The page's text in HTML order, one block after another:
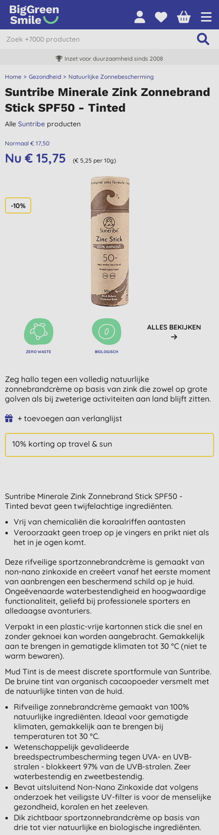
Inzet voor duurzaamheid sinds 2008
Home Gezondheid Natuurlijke Zonnebescherming
Suntribe Minerale Zink Zonnebrand
Stick SPF50 - Tinted
Alle Suntribe producten
Normaal € 17,50
Nu € 15,75 (€ 5,25 per 10g)
-10%
ZERO WASTE BIOLOGISCH
ALLES BEKIJKEN
Zeg hallo tegen een volledig natuurlijke
zonnebrandcrème op basis van zink die zowel op grote
golven als bij zweterige activiteiten aan land blijft zitten.
+ toevoegen aan verlanglijst
10% korting op travel & sun
Suntribe Minerale Zink Zonnebrand Stick SPF50 -
Tinted bevat geen twijfelachtige ingrediënten.
Vrij van chemicaliën die koraalriffen aantasten
Veroorzaakt geen troep op je vingers en prikt niet als
het in je ogen komt.
Deze rifveilige sportzonnebrandcrème is gemaakt van
non-nano zinkoxide en creëert vanaf het eerste moment
van aanbrengen een beschermend schild op je huid.
Ongeëvenaarde waterbestendigheid en hoogwaardige
functionaliteit, geliefd bij professionele sporters en
alledaagse avonturiers.
Verpakt in een plastic-vrije kartonnen stick die snel en
zonder geknoei kan worden aangebracht. Gemakkelijk
aan te brengen in gematigde klimaten tot 30 °C (niet te
warm bewaren).
Mud Tint is de meest discrete sportformule van Suntribe.
De bruine tint van organisch cacaopoeder versmelt met
de natuurlijke tinten van de huid.
Rifveilige zonnebrandcrème gemaakt van 100%
natuurlijke ingrediënten. Ideaal voor gematigde
klimaten, gemakkelijk aan te brengen bij
temperaturen tot 30 °C.
Wetenschappelijk gevalideerde
breedspectrumbescherming tegen UVA- en UVB-
stralen - blokkeert 97% van de UVB-stralen. Zeer
waterbestendig en zweetbestendig.
Bevat uitsluitend Non-Nano Zinkoxide dat volgens
onderzoek het veiligste UV-filter is voor de menselijke
gezondheid, koralen en het zeeleven.
Dik zichtbaar sportzonnebrandcrème op basis van
drie tot vier natuurlijke en biologische ingrediënten.